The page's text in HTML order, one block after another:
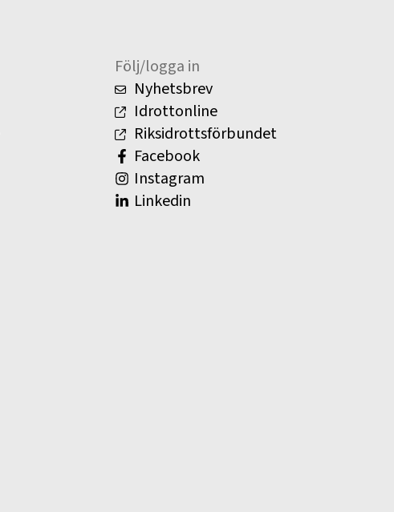
Följ/logga in
Nyhetsbrev
Idrottonline
Riksidrottsförbundet
Facebook
Instagram
Linkedin